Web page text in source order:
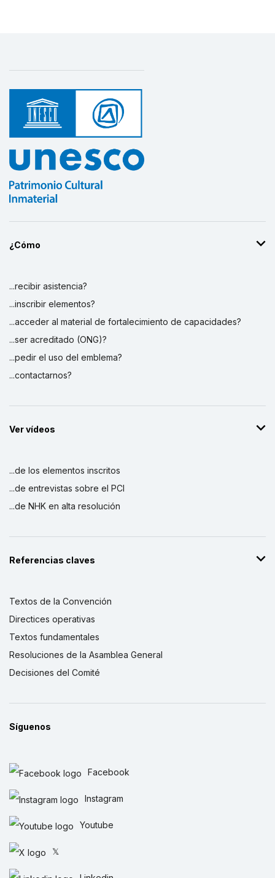
¿Cómo
...recibir asistencia?
...inscribir elementos?
...acceder al material de fortalecimiento de capacidades?
...ser acreditado (ONG)?
...pedir el uso del emblema?
...contactarnos?
Ver vídeos
...de los elementos inscritos
...de entrevistas sobre el PCI
...de NHK en alta resolución
Referencias claves
Textos de la Convención
Directices operativas
Textos fundamentales
Resoluciones de la Asamblea General
Decisiones del Comité
Síguenos
Facebook
Instagram
Youtube
𝕏